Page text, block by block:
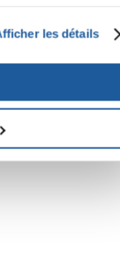
les détails